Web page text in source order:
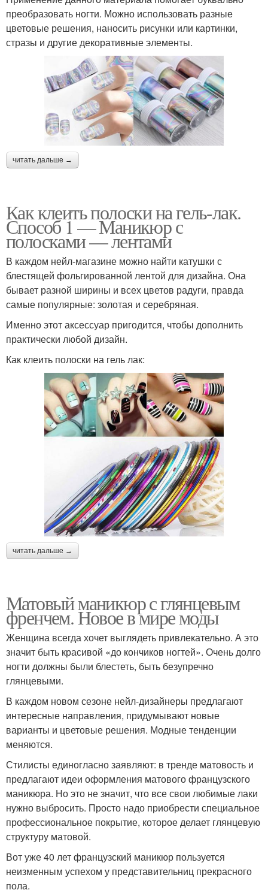
преобразовать ногти. Можно использовать разные
цветовые решения, наносить рисунки или картинки,
стразы и другие декоративные элементы.
читать дальше →
Как клеить полоски на гель-лак.
Способ 1 — Маникюр с
полосками — лентами
В каждом нейл-магазине можно найти катушки с
блестящей фольгированной лентой для дизайна. Она
бывает разной ширины и всех цветов радуги, правда
самые популярные: золотая и серебряная.
Именно этот аксессуар пригодится, чтобы дополнить
практически любой дизайн.
Как клеить полоски на гель лак:
читать дальше →
Матовый маникюр с глянцевым
френчем. Новое в мире моды
Женщина всегда хочет выглядеть привлекательно. А это
значит быть красивой «до кончиков ногтей». Очень долго
ногти должны были блестеть, быть безупречно
глянцевыми.
В каждом новом сезоне нейл-дизайнеры предлагают
интересные направления, придумывают новые
варианты и цветовые решения. Модные тенденции
меняются.
Стилисты единогласно заявляют: в тренде матовость и
предлагают идеи оформления матового французского
маникюра. Но это не значит, что все свои любимые лаки
нужно выбросить. Просто надо приобрести специальное
профессиональное покрытие, которое делает глянцевую
структуру матовой.
Вот уже 40 лет французский маникюр пользуется
неизменным успехом у представительниц прекрасного
пола.